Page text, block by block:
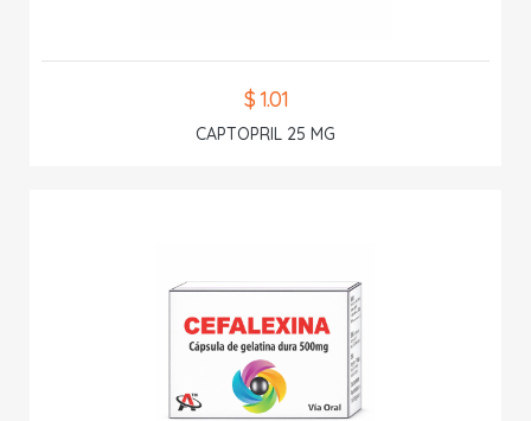
$ 1.01
CAPTOPRIL 25 MG